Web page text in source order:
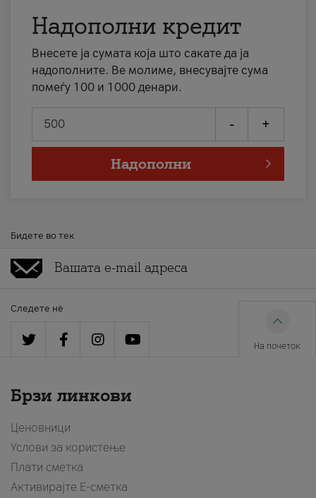
Надополни кредит
Внесете ја сумата која што сакате да ја
надополните. Ве молиме, внесувајте сума
помеѓу 100 и 1000 денари.
- +
Надополни
Бидете во тек
Следете нè
На почеток
Брзи линкови
Ценовници
Услови за користење
Плати сметка
Активирајте Е-сметка